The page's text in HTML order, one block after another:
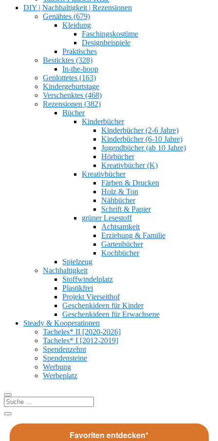
DIY | Nachhaltigkeit | Rezensionen
Genähtes (679)
Kleidung
Faschingskostüme
Designbeispiele
Praktisches
Besticktes (328)
In-the-hoop
Geplottetes (163)
Kindergeburtstage
Verschenktes (468)
Rezensionen (382)
Bücher
Kinderbücher
Kinderbücher (2-6 Jahre)
Kinderbücher (6-10 Jahre)
Jugendbücher (ab 10 Jahre)
Hörbücher
Kreativbücher (K)
Kreativbücher
Färben & Drucken
Holz & Ton
Nähbücher
Schrift & Papier
grüner Lesestoff
Achtsamkeit
Erziehung & Familie
Gartenbücher
Kochbücher
Spielzeug
Nachhaltigkeit
Stoffwindelplatz
Plastikfrei
Projekt Vierseithof
Geschenkideen für Kinder
Geschenkideen für Erwachsene
Steady & Kooperationen
Tacheles* II [2020-2026]
Tacheles* I [2012-2019]
Spendenzehnt
Spendensteine
Werbung
Werbeplatz
Favoriten entdecken*